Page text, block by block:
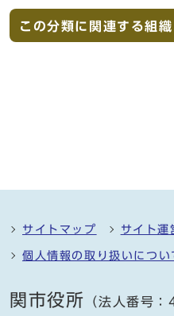
この分類に関連する組織
サイトマップ サイト運
個人情報の取り扱いについ
関市役所 （法人番号